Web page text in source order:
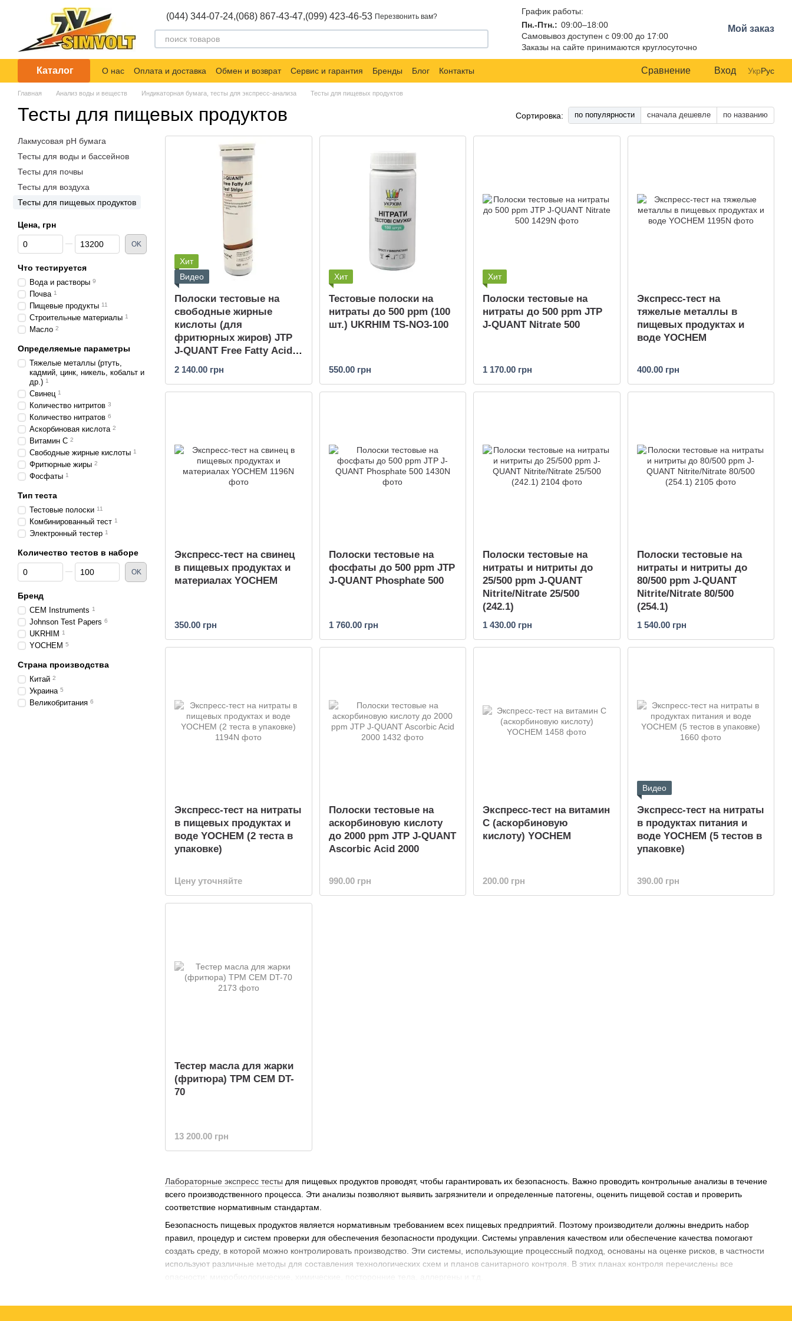
Перейти к основному контенту
(044) 344-07-24,(068) 867-43-47,(099) 423-46-53 Перезвонить вам?
График работы:
Пн.-Птн.: 09:00–18:00
Самовывоз доступен с 09:00 до 17:00
Заказы на сайте принимаются круглосуточно
Мой заказ
Каталог О нас Оплата и доставка Обмен и возврат Сервис и гарантия Бренды Блог Контакты Сравнение Вход УкрРус
Главная Анализ воды и веществ Индикаторная бумага, тесты для экспресс-анализа Тесты для пищевых продуктов
Тесты для пищевых продуктов Сортировка: по популярности сначала дешевле по названию
Лабораторные экспресс тесты для пищевых продуктов проводят, чтобы гарантировать их безопасность. Важно проводить контрольные анализы в течение
всего производственного процесса. Эти анализы позволяют выявить загрязнители и определенные патогены, оценить пищевой состав и проверить
соответствие нормативным стандартам.
Безопасность пищевых продуктов является нормативным требованием всех пищевых предприятий. Поэтому производители должны внедрить набор
правил, процедур и систем проверки для обеспечения безопасности продукции. Системы управления качеством или обеспечение качества помогают
создать среду, в которой можно контролировать производство. Эти системы, использующие процессный подход, основаны на оценке рисков, в частности
используют различные методы для составления технологических схем и планов санитарного контроля. В этих планах контроля перечислены все
Хит
Видео
Полоски тестовые на
свободные жирные
кислоты (для
фритюрных жиров) JTP
J-QUANT Free Fatty Acids
2.5
2 140.00 грн
Хит
Тестовые полоски на
нитраты до 500 ppm (100
шт.) UKRHIM TS-NO3-100
550.00 грн
Хит
Полоски тестовые на
нитраты до 500 ppm JTP
J-QUANT Nitrate 500
1 170.00 грн
Экспресс-тест на
тяжелые металлы в
пищевых продуктах и
воде YOCHEM
400.00 грн
Экспресс-тест на свинец
в пищевых продуктах и
материалах YOCHEM
350.00 грн
Полоски тестовые на
фосфаты до 500 ppm JTP
J-QUANT Phosphate 500
1 760.00 грн
Полоски тестовые на
нитраты и нитриты до
25/500 ppm J-QUANT
Nitrite/Nitrate 25/500
(242.1)
1 430.00 грн
Полоски тестовые на
нитраты и нитриты до
80/500 ppm J-QUANT
Nitrite/Nitrate 80/500
(254.1)
1 540.00 грн
Экспресс-тест на нитраты
в пищевых продуктах и
воде YOCHEM (2 теста в
упаковке)
Цену уточняйте
Полоски тестовые на
аскорбиновую кислоту
до 2000 ppm JTP J-QUANT
Ascorbic Acid 2000
990.00 грн
Экспресс-тест на витамин
С (аскорбиновую
кислоту) YOCHEM
200.00 грн
Видео
Экспресс-тест на нитраты
в продуктах питания и
воде YOCHEM (5 тестов в
упаковке)
390.00 грн
Тестер масла для жарки
(фритюра) TPM CEM DT-
70
13 200.00 грн
Лакмусовая pH бумага
Тесты для воды и бассейнов
Тесты для почвы
Тесты для воздуха
Тесты для пищевых продуктов
Цена, грн
От Цена, грн
До Цена, грн OK
Что тестируется
Вода и растворы 9
Почва 1
Пищевые продукты 11
Строительные материалы 1
Масло 2
Определяемые параметры
Тяжелые металлы (ртуть,
кадмий, цинк, никель, кобальт и
др.) 1
Свинец 1
Количество нитритов 3
Количество нитратов 6
Аскорбиновая кислота 2
Витамин С 2
Свободные жирные кислоты 1
Фритюрные жиры 2
Фосфаты 1
Тип теста
Тестовые полоски 11
Комбинированный тест 1
Электронный тестер 1
Количество тестов в наборе
От Количество тестов в наборе
До Количество тестов в наборе
OK
Бренд
CEM Instruments 1
Johnson Test Papers 6
UKRHIM 1
YOCHEM 5
Страна производства
Китай 2
Украина 5
Великобритания 6